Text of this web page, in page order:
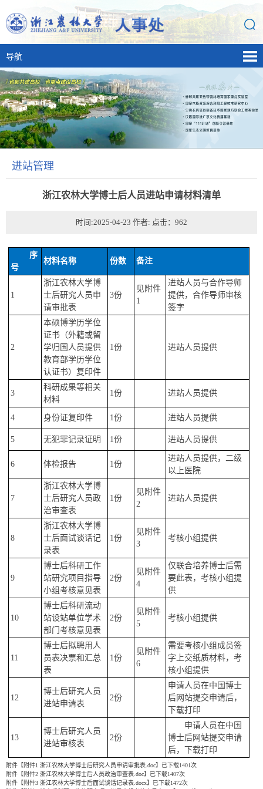
导航
进站管理
浙江农林大学博士后人员进站申请材料清单
时间:2025-04-23 作者: 点击： 962
序
号
材料名称 份数 备注
1
浙江农林大学博
士后研究人员申
请审批表
3份
见附件
1
进站人员与合作导师
提供，合作导师审核
签字
2
本硕博学历学位
证书（外籍或留
学归国人员提供
教育部学历学位
认证书）复印件
1份 进站人员提供
3
科研成果等相关
材料
1份 进站人员提供
4 身份证复印件 1份 进站人员提供
5 无犯罪记录证明 1份 进站人员提供
6 体检报告 1份
进站人员提供，二级
以上医院
7
浙江农林大学博
士后研究人员政
治审查表
1份
见附件
2
进站人员提供
8
浙江农林大学博
士后面试谈话记
录表
1份
见附件
3
考核小组提供
9
博士后科研工作
站研究项目指导
小组考核意见表
2份
见附件
4
仅联合培养博士后需
要此表，考核小组提
供
10
博士后科研流动
站设站单位学术
部门考核意见表
2份
见附件
5
考核小组提供
11
博士后拟聘用人
员表决票和汇总
表
1份
见附件
6
需要考核小组成员签
字上交纸质材料，考
核小组提供
12
博士后研究人员
进站申请表
2份
申请人员在中国博士
后网站提交申请后，
下载打印
13
博士后研究人员
进站审核表
2份
申请人员在中国
博士后网站提交申请
后，下载打印
附件【 附件1 浙江农林大学博士后研究人员申请审批表.doc】已下载1401次
附件【 附件2 浙江农林大学博士后人员政治审查表.doc】已下载1407次
附件【 附件3 浙江农林大学博士后面试谈话记录表.docx】已下载1472次